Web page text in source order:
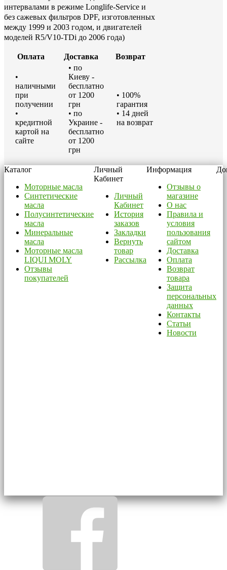
интервалами в режиме Longlife-Service и
без сажевых фильтров DPF, изготовленных
между 1999 и 2003 годом, и двигателей
моделей R5/V10-TDi до 2006 года)
Оплата Доставка Возврат
•
наличными
при
получении
•
кредитной
картой на
сайте
• по
Киеву -
бесплатно
от 1200
грн
• по
Украине -
бесплатно
от 1200
грн
• 100%
гарантия
• 14 дней
на возврат
Каталог
Моторные масла
Синтетические
масла
Полусинтетические
масла
Минеральные
масла
Моторные масла
LIQUI MOLY
Отзывы
покупателей
Личный
Кабинет
Личный
Кабинет
История
заказов
Закладки
Вернуть
товар
Рассылка
Информация
Отзывы о
магазине
О нас
Правила и
условия
пользования
сайтом
Доставка
Оплата
Возврат
товара
Защита
персональных
данных
Контакты
Статьи
Новости